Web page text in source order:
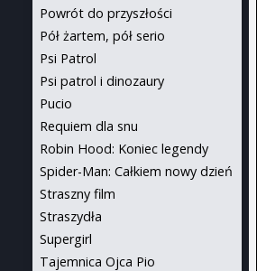
Powrót do przyszłości
Pół żartem, pół serio
Psi Patrol
Psi patrol i dinozaury
Pucio
Requiem dla snu
Robin Hood: Koniec legendy
Spider-Man: Całkiem nowy dzień
Straszny film
Straszydła
Supergirl
Tajemnica Ojca Pio